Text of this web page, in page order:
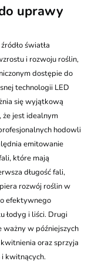
produktów 3m)
uprawy
światła
i rozwoju roślin,
dostępie do
technologii LED
się wyjątkową
jest idealnym
hodowli
emitowanie
które mają
długość fali,
rozwój roślin w
efektywnego
łodyg i liści. Drugi
ważny w późniejszych
oraz sprzyja
kwitnących.